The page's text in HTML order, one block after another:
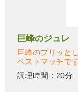
巨峰のジュレ
巨峰のプリッと
ベストマッチです
調理時間：20分